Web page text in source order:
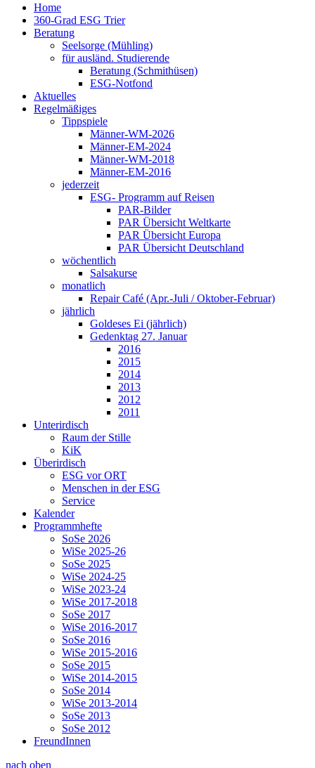
Home
360-Grad ESG Trier
Beratung
Seelsorge (Mühling)
für ausländ. Studierende
Beratung (Schmithüsen)
ESG-Notfond
Aktuelles
Regelmäßiges
Tippspiele
Männer-WM-2026
Männer-EM-2024
Männer-WM-2018
Männer-EM-2016
jederzeit
ESG- Programm auf Reisen
PAR-Bilder
PAR Übersicht Weltkarte
PAR Übersicht Europa
PAR Übersicht Deutschland
wöchentlich
Salsakurse
monatlich
Repair Café (Apr.-Juli / Oktober-Februar)
jährlich
Goldeses Ei (jährlich)
Gedenktag 27. Januar
2016
2015
2014
2013
2012
2011
Unterirdisch
Raum der Stille
KiK
Überirdisch
ESG vor ORT
Menschen in der ESG
Service
Kalender
Programmhefte
SoSe 2026
WiSe 2025-26
SoSe 2025
WiSe 2024-25
WiSe 2023-24
WiSe 2017-2018
SoSe 2017
WiSe 2016-2017
SoSe 2016
WiSe 2015-2016
SoSe 2015
WiSe 2014-2015
SoSe 2014
WiSe 2013-2014
SoSe 2013
SoSe 2012
FreundInnen
nach oben